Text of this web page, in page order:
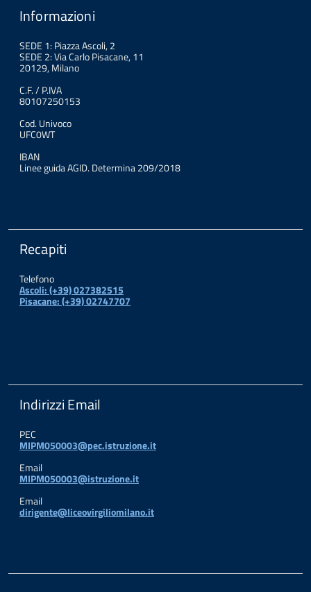
Informazioni
SEDE 1: Piazza Ascoli, 2
SEDE 2: Via Carlo Pisacane, 11
20129, Milano
C.F. / P.IVA
80107250153
Cod. Univoco
UFC0WT
IBAN
Linee guida AGID. Determina 209/2018
Recapiti
Telefono
Ascoli: (+39) 027382515
Pisacane: (+39) 02747707
Indirizzi Email
PEC
MIPM050003@pec.istruzione.it
Email
MIPM050003@istruzione.it
Email
dirigente@liceovirgiliomilano.it